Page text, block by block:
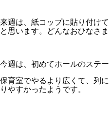
来週は、紙コップに貼り付け
と思います。どんなおひなさ
今週は、初めてホールのステ
保育室でやるより広くて、列
りやすかったようです。